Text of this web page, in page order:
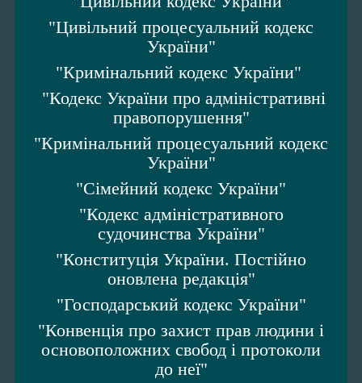
"Цивільний процесуальний кодекс
України"
"Кримінальний кодекс України"
"Кодекс України про адміністративні
правопорушення"
"Кримінальний процесуальний кодекс
України"
"Сімейний кодекс України"
"Кодекс адміністративного
судочинства України"
"Конституція України. Постійно
оновлена редакція"
"Господарський кодекс України"
"Конвенція про захист прав людини і
основоположних свобод і протоколи
до неї"